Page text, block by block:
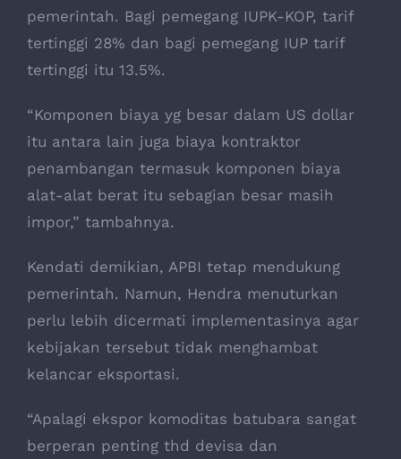
pemerintah. Bagi pemegang IUPK-KOP, tarif
tertinggi 28% dan bagi pemegang IUP tarif
tertinggi itu 13.5%.
“Komponen biaya yg besar dalam US dollar
itu antara lain juga biaya kontraktor
penambangan termasuk komponen biaya
alat-alat berat itu sebagian besar masih
impor,” tambahnya.
Kendati demikian, APBI tetap mendukung
pemerintah. Namun, Hendra menuturkan
perlu lebih dicermati implementasinya agar
kebijakan tersebut tidak menghambat
kelancar eksportasi.
“Apalagi ekspor komoditas batubara sangat
berperan penting thd devisa dan